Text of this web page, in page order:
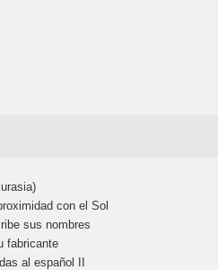
con el Sol
sus nombres
fabricante
al español II